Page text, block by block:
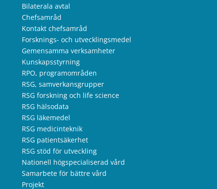
Bilaterala avtal
Chefsamråd
Kontakt chefsamråd
Forsknings- och utvecklingsmedel
Gemensamma verksamheter
Kunskapsstyrning
RPO, programområden
RSG, samverkansgrupper
RSG forskning och life science
RSG hälsodata
RSG läkemedel
RSG medicinteknik
RSG patientsäkerhet
RSG stöd för utveckling
Nationell högspecialiserad vård
Samarbete för bättre vård
Projekt